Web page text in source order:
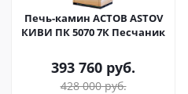
Печь-камин АСТОВ ASTOV
КИВИ ПК 5070 7К Песчаник
393 760 руб.
428 000руб.